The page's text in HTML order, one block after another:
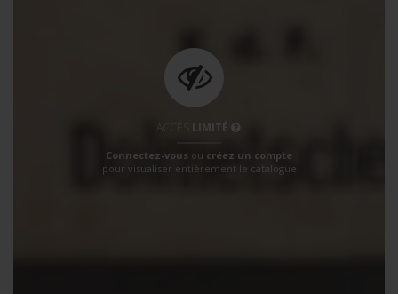
ACCÈS LIMITÉ
Connectez-vous ou créez un compte
pour visualiser entièrement le catalogue